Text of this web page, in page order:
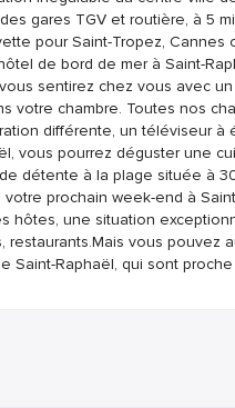
gares TGV et routière, à 5
pour Saint-Tropez, Cannes
de bord de mer à Saint-
sentirez chez vous avec
votre chambre. Toutes nos
différente, un téléviseur à
vous pourrez déguster une
détente à la plage située à
prochain week-end à
hôtes, une situation
vous pouvez
Saint-Raphaël, qui sont